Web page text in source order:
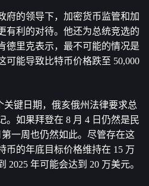
府的领导下，加密货币监管和加
有利的对待。他还为总统竞选的
德里克表示，最不可能的情况是
可能导致比特币价格跌至 50,000
关键日期，俄亥俄州法律要求总
。如果拜登在 8 月 4 日仍然是民
一周也仍然如此。尽管存在这
币的年底目标价格维持在 15 万
2025 年可能会达到 20 万美元。